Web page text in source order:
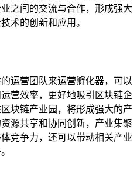
之间的交流与合作，形成强大
术的创新和应用。
运营团队来运营孵化器，可以
营效率，更好地吸引区块链企
块链产业园，将形成强大的产
源共享和协同创新，产业集聚
竞争力，还可以带动相关产业